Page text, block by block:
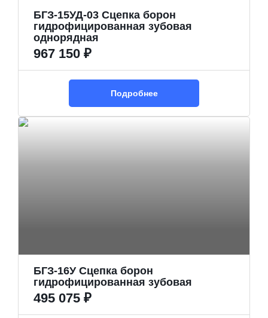
БГЗ-15УД-03 Сцепка борон
гидрофицированная зубовая
однорядная
967 150 ₽
Подробнее
БГЗ-16У Сцепка борон
гидрофицированная зубовая
495 075 ₽